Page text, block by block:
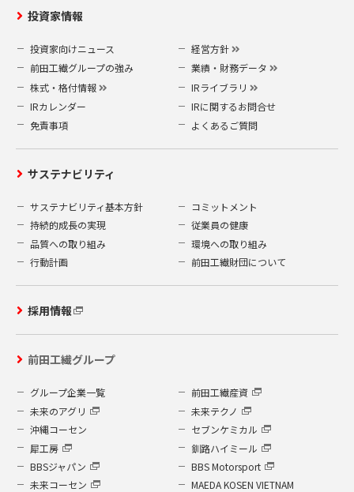
投資家情報
投資家向けニュース
経営方針
前田工繊グループの強み
業績・財務データ
株式・格付情報
IRライブラリ
IRカレンダー
IRに関するお問合せ
免責事項
よくあるご質問
サステナビリティ
サステナビリティ基本方針
コミットメント
持続的成長の実現
従業員の健康
品質への取り組み
環境への取り組み
行動計画
前田工繊財団について
採用情報
前田工繊グループ
グループ企業一覧
前田工繊産資
未来のアグリ
未来テクノ
沖縄コーセン
セブンケミカル
犀工房
釧路ハイミール
BBSジャパン
BBS Motorsport
未来コーセン
MAEDA KOSEN VIETNAM